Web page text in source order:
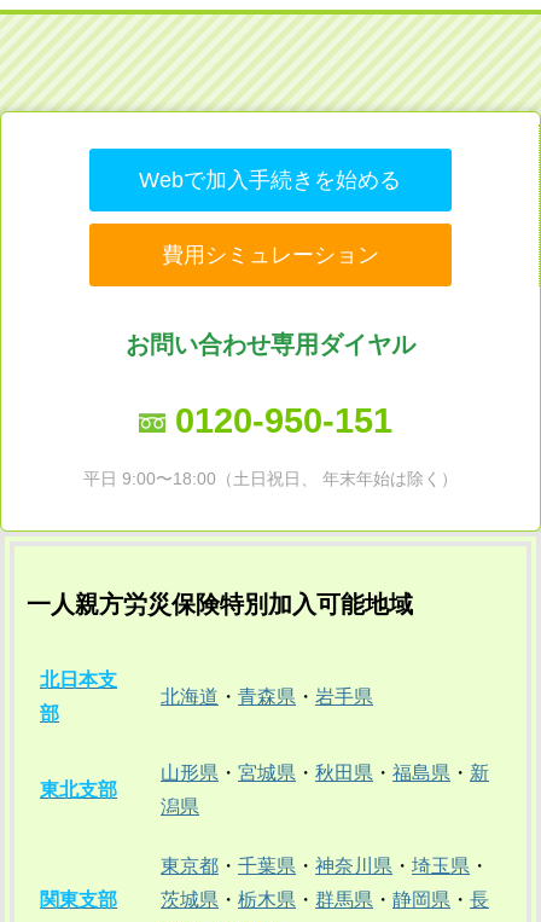
Webで加入手続きを始める
費用シミュレーション
お問い合わせ専用ダイヤル
0120-950-151
平日 9:00〜18:00（土日祝日、 年末年始は除く）
一人親方労災保険特別加入可能地域
北日本支
部
北海道 ・ 青森県 ・ 岩手県
東北支部
山形県 ・ 宮城県 ・ 秋田県 ・ 福島県 ・ 新
潟県
関東支部
東京都 ・ 千葉県 ・ 神奈川県 ・ 埼玉県 ・
茨城県 ・ 栃木県 ・ 群馬県 ・ 静岡県 ・ 長